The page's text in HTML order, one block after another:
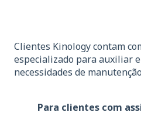
Clientes Kinology contam
especializado para auxiliar
necessidades de
Para clientes com